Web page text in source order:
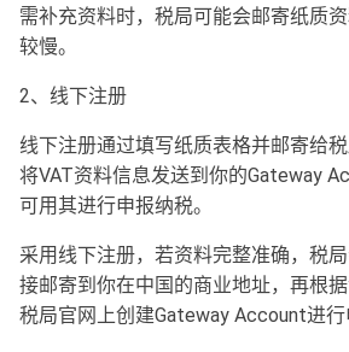
需补充资料时，税局可能会邮寄纸质
较慢。
2、线下注册
线下注册通过填写纸质表格并邮寄给
将VAT资料信息发送到你的Gateway
可用其进行申报纳税。
采用线下注册，若资料完整准确，税
接邮寄到你在中国的商业地址，再根
税局官网上创建Gateway Account进行